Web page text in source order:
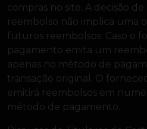
compras no site. A decisão
reembolso não implica uma
futuros reembolsos. Caso o
pagamento emita um
apenas no método de
transação original. O
emitirá reembolsos em
método de pagamento.